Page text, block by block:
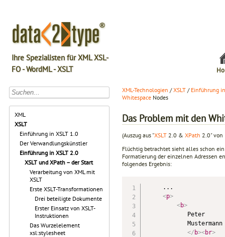
Ihre Spezialisten für XML XSL-
FO - WordML - XSLT
XML
XSLT
Einführung in XSLT 1.0
Der Verwandlungskünstler
Einführung in XSLT 2.0
XSLT und XPath – der Start
Verarbeitung von XML mit
XSLT
Erste XSLT-Transformationen
Drei beteiligte Dokumente
Erster Einsatz von XSLT-
Instruktionen
Das Wurzelelement
xsl:stylesheet
XML-Technologien /XSLT / Einführung
Whitespace Nodes
Das Problem mit den
(Auszug aus "XSLT 2.0 & XPath 2.0" von
Flüchtig betrachtet sieht alles schon
Formatie­rung der einzelnen Adressen
folgendes Ergebnis:
     ...
<p>
<b>
            Peter
            Mustermann
</ b><br>